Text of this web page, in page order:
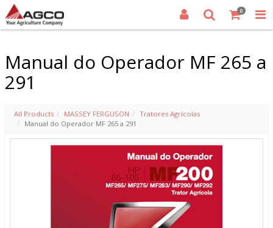
0
Manual do Operador MF 265 a
291
All Products MASSEY FERGUSON
Tratores Agrícolas
Manual do Operador MF 265 a 291